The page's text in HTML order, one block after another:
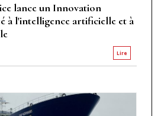
lance un Innovation
à l'intelligence artificielle et à
Lire